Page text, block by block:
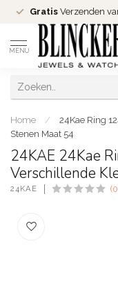
Gratis Verzenden
MENU
Home /
24Kae Ring
Stenen Maat 54
24KAE 24Kae
Verschillende
24KAE